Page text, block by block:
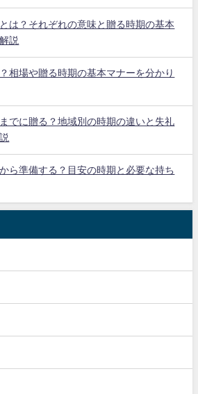
は？それぞれの意味と贈る時期の基本
説
相場や贈る時期の基本マナーを分かり
でに贈る？地域別の時期の違いと失礼
ら準備する？目安の時期と必要な持ち